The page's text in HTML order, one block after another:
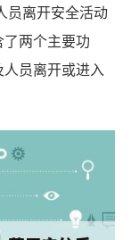
员离开安全活动
两个主要功
员离开或进入